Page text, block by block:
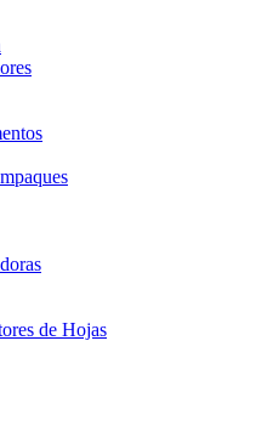
de Hojas